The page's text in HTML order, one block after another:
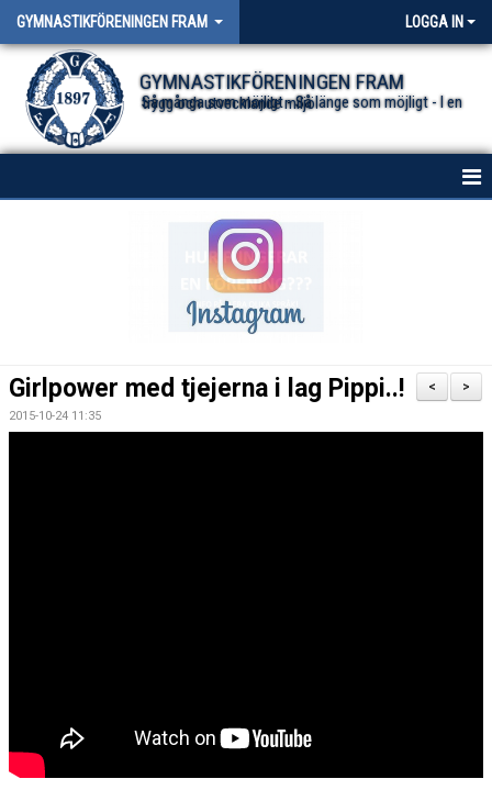
GYMNASTIKFÖRENINGEN FRAM LOGGA IN
GYMNASTIKFÖRENINGEN FRAM
Så många som möjligt - Så länge som möjligt - I en trygg och utvecklande miljö.
>
<
Girlpower med tjejerna i lag Pippi..!
2015-10-24 11:35